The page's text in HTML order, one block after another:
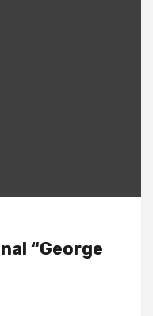
“George